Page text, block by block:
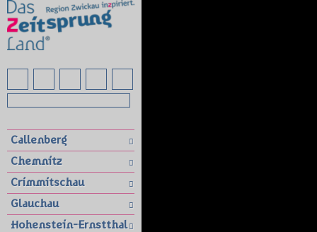
Callenberg
Chemnitz
Crimmitschau
Glauchau
Hohenstein-Ernstthal